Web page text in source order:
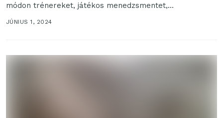
módon trénereket, játékos menedzsmentet,
mentorprogramokat, edzőtábort kínál az amatőr...
JÚNIUS 1, 2024